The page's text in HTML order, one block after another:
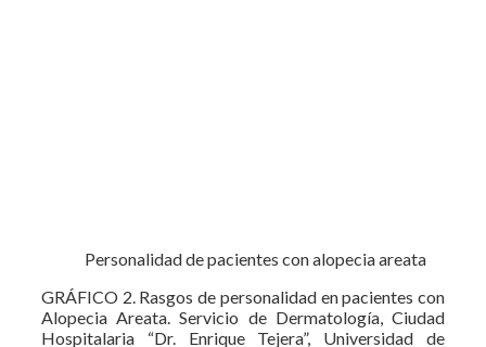
Personalidad de pacientes con alopecia areata
GRÁFICO 2. Rasgos de personalidad en pacientes con
Alopecia Areata. Servicio de Dermatología, Ciudad
Hospitalaria “Dr. Enrique Tejera”, Universidad de